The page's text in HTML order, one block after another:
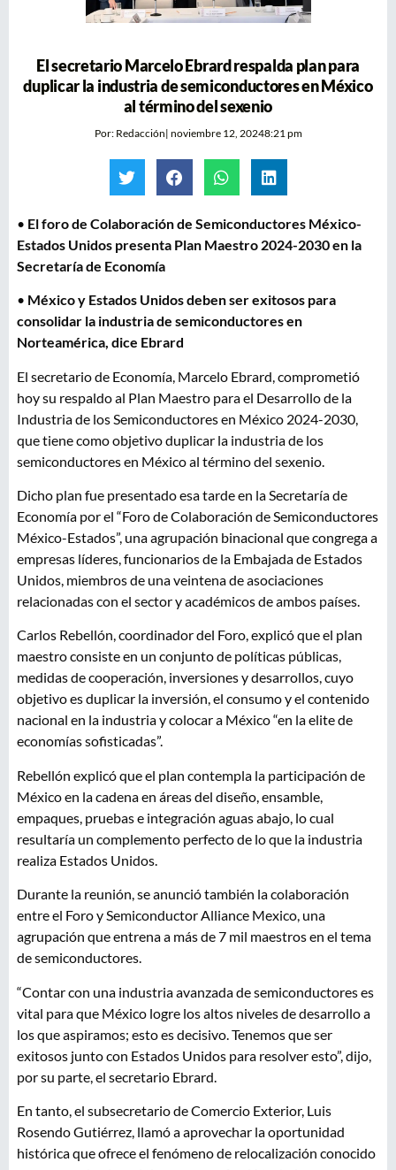
El secretario Marcelo Ebrard respalda plan para
duplicar la industria de semiconductores en México
al término del sexenio
Por:Redacción| noviembre 12, 20248:21 pm
• El foro de Colaboración de Semiconductores México-
Estados Unidos presenta Plan Maestro 2024-2030 en la
Secretaría de Economía
• México y Estados Unidos deben ser exitosos para
consolidar la industria de semiconductores en
Norteamérica, dice Ebrard
​El secretario de Economía, Marcelo Ebrard, comprometió
hoy su respaldo al Plan Maestro para el Desarrollo de la
Industria de los Semiconductores en México 2024-2030,
que tiene como objetivo duplicar la industria de los
semiconductores en México al término del sexenio.
Dicho plan fue presentado esa tarde en la Secretaría de
Economía por el “Foro de Colaboración de Semiconductores
México-Estados”, una agrupación binacional que congrega a
empresas líderes, funcionarios de la Embajada de Estados
Unidos, miembros de una veintena de asociaciones
relacionadas con el sector y académicos de ambos países.
Carlos Rebellón, coordinador del Foro, explicó que el plan
maestro consiste en un conjunto de políticas públicas,
medidas de cooperación, inversiones y desarrollos, cuyo
objetivo es duplicar la inversión, el consumo y el contenido
nacional en la industria y colocar a México “en la elite de
economías sofisticadas”.
Rebellón explicó que el plan contempla la participación de
México en la cadena en áreas del diseño, ensamble,
empaques, pruebas e integración aguas abajo, lo cual
resultaría un complemento perfecto de lo que la industria
realiza Estados Unidos.
Durante la reunión, se anunció también la colaboración
entre el Foro y Semiconductor Alliance Mexico, una
agrupación que entrena a más de 7 mil maestros en el tema
de semiconductores.
“Contar con una industria avanzada de semiconductores es
vital para que México logre los altos niveles de desarrollo a
los que aspiramos; esto es decisivo. Tenemos que ser
exitosos junto con Estados Unidos para resolver esto”, dijo,
por su parte, el secretario Ebrard.
En tanto, el subsecretario de Comercio Exterior, Luis
Rosendo Gutiérrez, llamó a aprovechar la oportunidad
histórica que ofrece el fenómeno de relocalización conocido